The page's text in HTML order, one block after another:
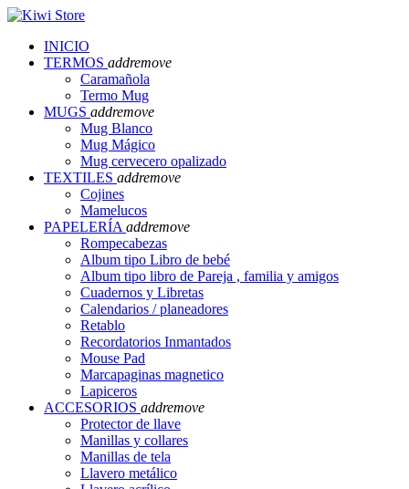
INICIO
TERMOS addremove
Caramañola
Termo Mug
MUGS addremove
Mug Blanco
Mug Mágico
Mug cervecero opalizado
TEXTILES addremove
Cojines
Mamelucos
PAPELERÍA addremove
Rompecabezas
Album tipo Libro de bebé
Album tipo libro de Pareja , familia y amigos
Cuadernos y Libretas
Calendarios / planeadores
Retablo
Recordatorios Inmantados
Mouse Pad
Marcapaginas magnetico
Lapiceros
ACCESORIOS addremove
Protector de llave
Manillas y collares
Manillas de tela
Llavero metálico